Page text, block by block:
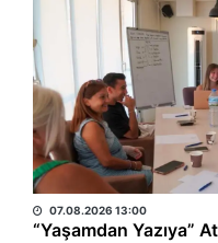
BÜLTEN
07.08.2026 13:00
“Yaşamdan Yazıya”